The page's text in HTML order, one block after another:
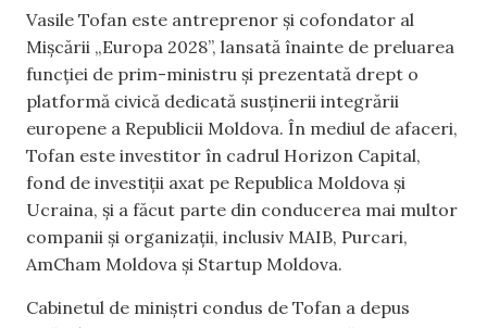
Vasile Tofan este antreprenor și cofondator al
Mișcării „Europa 2028”, lansată înainte de preluarea
funcției de prim-ministru și prezentată drept o
platformă civică dedicată susținerii integrării
europene a Republicii Moldova. În mediul de afaceri,
Tofan este investitor în cadrul Horizon Capital,
fond de investiții axat pe Republica Moldova și
Ucraina, și a făcut parte din conducerea mai multor
companii și organizații, inclusiv MAIB, Purcari,
AmCham Moldova și Startup Moldova.
Cabinetul de miniștri condus de Tofan a depus